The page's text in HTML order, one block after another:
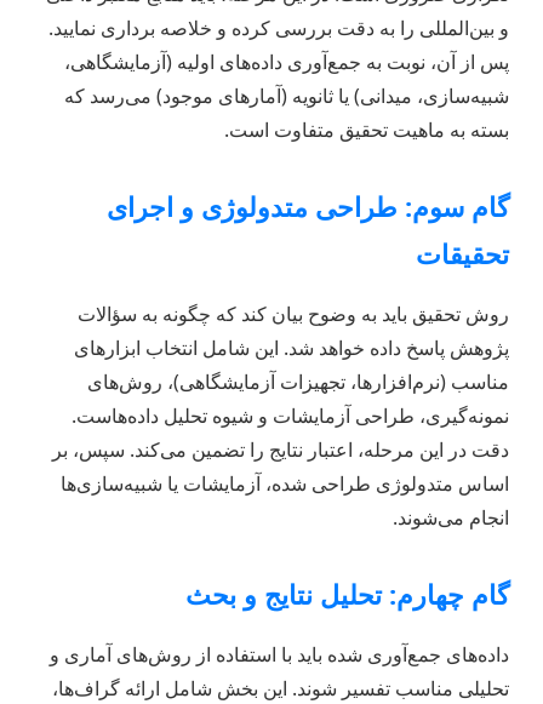
و بین‌المللی را به دقت بررسی کرده و خلاصه برداری نمایید.
پس از آن، نوبت به جمع‌آوری داده‌های اولیه (آزمایشگاهی،
شبیه‌سازی، میدانی) یا ثانویه (آمارهای موجود) می‌رسد که
بسته به ماهیت تحقیق متفاوت است.
گام سوم: طراحی متدولوژی و اجرای
تحقیقات
روش تحقیق باید به وضوح بیان کند که چگونه به سؤالات
پژوهش پاسخ داده خواهد شد. این شامل انتخاب ابزارهای
مناسب (نرم‌افزارها، تجهیزات آزمایشگاهی)، روش‌های
نمونه‌گیری، طراحی آزمایشات و شیوه تحلیل داده‌هاست.
دقت در این مرحله، اعتبار نتایج را تضمین می‌کند. سپس، بر
اساس متدولوژی طراحی شده، آزمایشات یا شبیه‌سازی‌ها
انجام می‌شوند.
گام چهارم: تحلیل نتایج و بحث
داده‌های جمع‌آوری شده باید با استفاده از روش‌های آماری و
تحلیلی مناسب تفسیر شوند. این بخش شامل ارائه گراف‌ها،